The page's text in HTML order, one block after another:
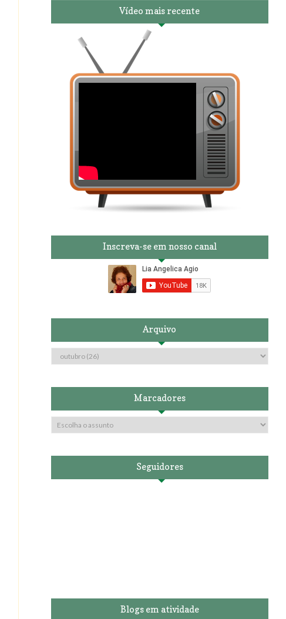
Vídeo mais recente
Inscreva-se em nosso canal
Arquivo
Marcadores
Seguidores
Blogs em atividade